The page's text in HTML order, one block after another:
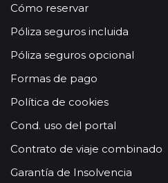
Cómo reservar
Póliza seguros incluida
Póliza seguros opcional
Formas de pago
Política de cookies
Cond. uso del portal
Contrato de viaje combinado
Garantía de Insolvencia